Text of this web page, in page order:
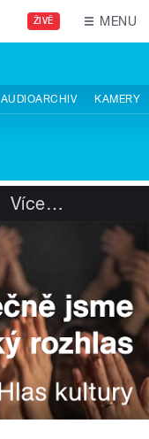
ŽIVĚ MENU
AUDIOARCHIV KAMERY
Více…